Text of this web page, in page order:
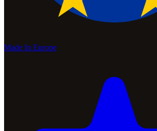
Made In Europe